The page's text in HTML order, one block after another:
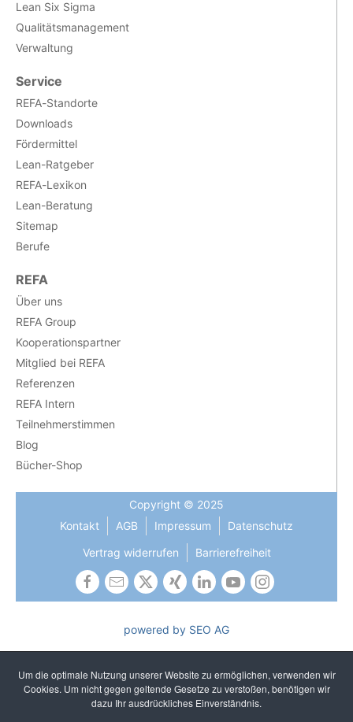
Um die optimale Nutzung unserer Website zu ermöglichen, verwenden wir
Cookies. Um nicht gegen geltende Gesetze zu verstoßen, benötigen wir
dazu Ihr ausdrückliches Einverständnis.
Lean Six Sigma
Qualitätsmanagement
Verwaltung
Service
REFA-Standorte
Downloads
Fördermittel
Lean-Ratgeber
REFA-Lexikon
Lean-Beratung
Sitemap
Berufe
REFA
Über uns
REFA Group
Kooperationspartner
Mitglied bei REFA
Referenzen
REFA Intern
Teilnehmerstimmen
Blog
Bücher-Shop
Copyright © 2025
Kontakt
AGB Impressum
Datenschutz
Vertrag widerrufen
Barrierefreiheit
powered by SEO AG
gehört zu unseren gelebten Kernwerten. In Texten verzichten
wir auf sprachliches Gendern, um ein einheitliches und
unkompliziertes Lesen zu gewährleisten. Selbstverständlich